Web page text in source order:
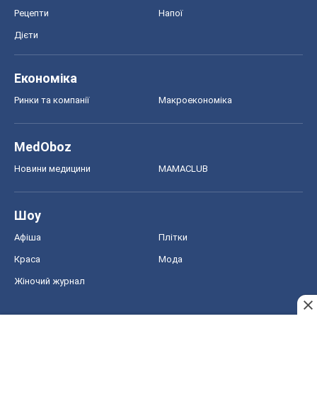
Рецепти Напої
Дієти
Економіка
Ринки та компанії Макроекономіка
MedOboz
Новини медицини MAMACLUB
Шоу
Афіша Плітки
Краса Мода
Жіночий журнал